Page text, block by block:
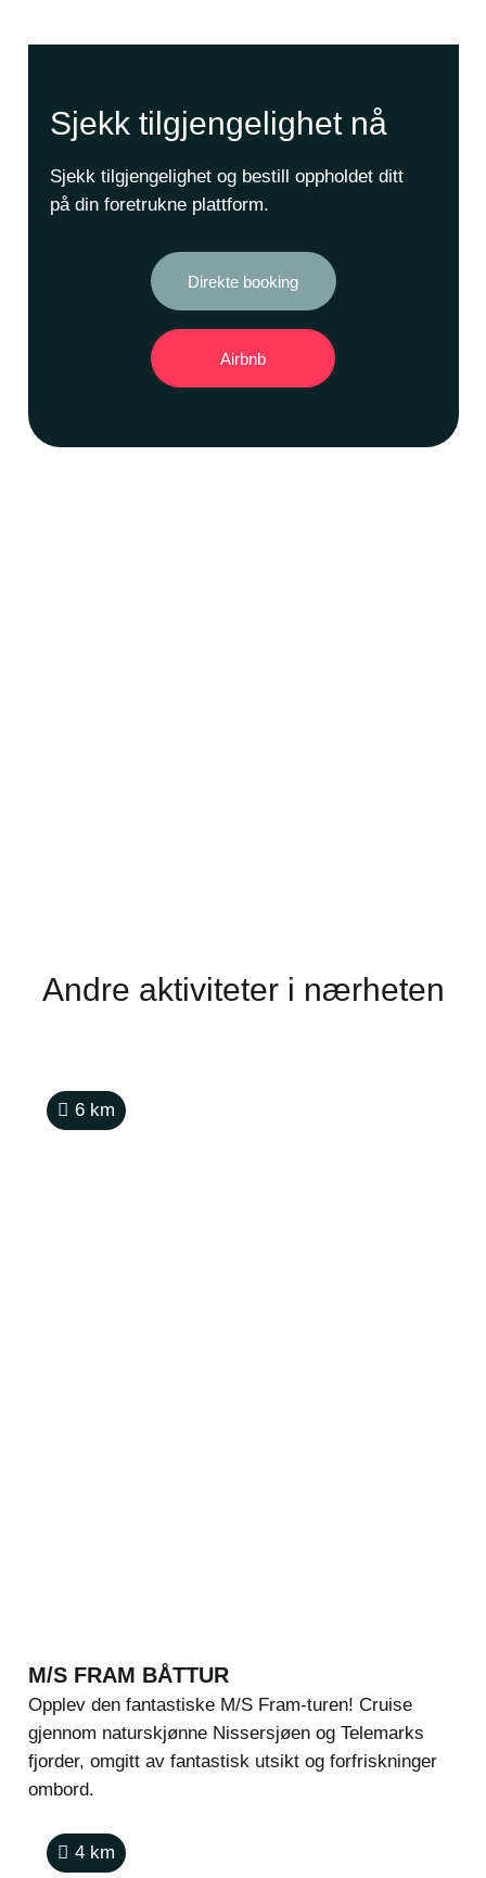
Sjekk tilgjengelighet nå
Sjekk tilgjengelighet og bestill oppholdet ditt
på din foretrukne plattform.
Direkte booking
Airbnb
Andre aktiviteter i nærheten
6 km
M/S FRAM BÅTTUR
Opplev den fantastiske M/S Fram-turen! Cruise
gjennom naturskjønne Nissersjøen og Telemarks
fjorder, omgitt av fantastisk utsikt og forfriskninger
ombord.
4 km